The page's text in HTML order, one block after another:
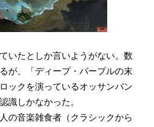
いたとしか言いようがない。数
が、「ディープ・パープルの末
ックを演っているオッサンバン
識しかなかった。
の音楽雑食者（クラシックから